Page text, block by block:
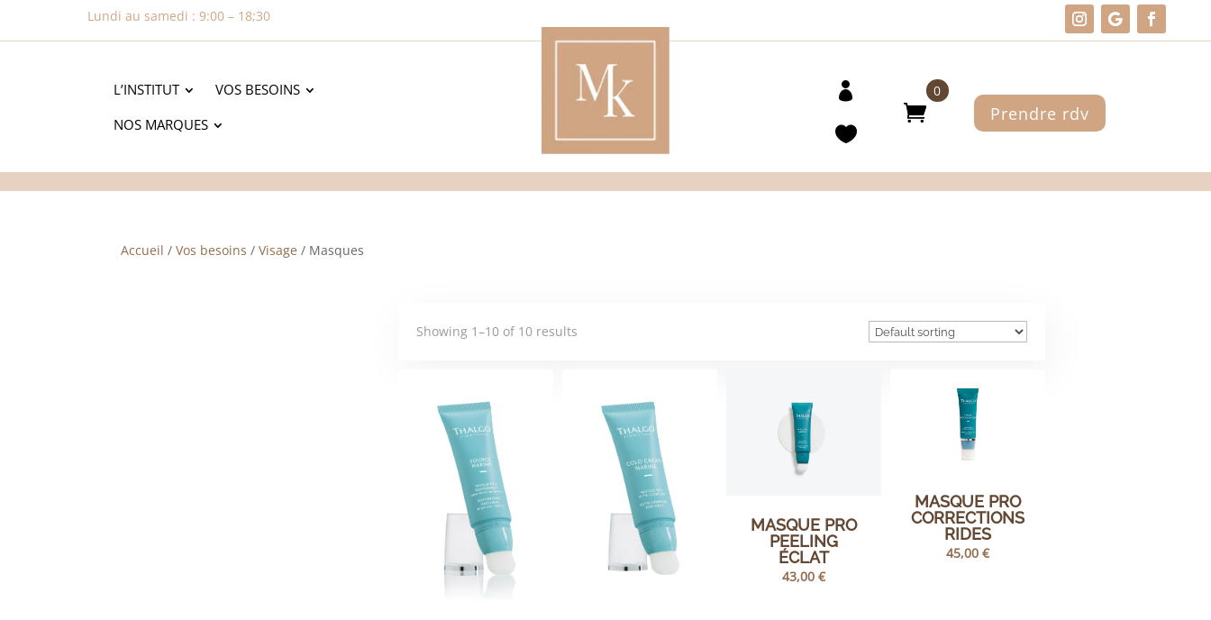
Lundi au samedi : 9:00 – 18;30
L’INSTITUT
VOS BESOINS
NOS MARQUES
0
Prendre rdv
Accueil /Vos besoins /Visage / Masques
Showing 1–10 of 10 results
MASQUE PRO
PEELING
ÉCLAT
43,00 €
MASQUE PRO
CORRECTIONS
RIDES
45,00 €